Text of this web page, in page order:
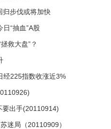
归步伐或将加快
“抽血”A股
救大盘”？
经225指数收涨近3%
要出手(20110914)
迷局（20110909）